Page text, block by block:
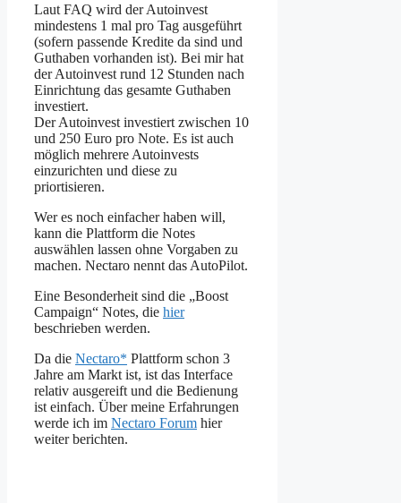
Laut FAQ wird der Autoinvest
mindestens 1 mal pro Tag ausgeführt
(sofern passende Kredite da sind und
Guthaben vorhanden ist). Bei mir hat
der Autoinvest rund 12 Stunden nach
Einrichtung das gesamte Guthaben
investiert.
Der Autoinvest investiert zwischen 10
und 250 Euro pro Note. Es ist auch
möglich mehrere Autoinvests
einzurichten und diese zu
priortisieren.
Wer es noch einfacher haben will,
kann die Plattform die Notes
auswählen lassen ohne Vorgaben zu
machen. Nectaro nennt das AutoPilot.
Eine Besonderheit sind die „Boost
Campaign“ Notes, die hier
beschrieben werden.
Da die Nectaro* Plattform schon 3
Jahre am Markt ist, ist das Interface
relativ ausgereift und die Bedienung
ist einfach. Über meine Erfahrungen
werde ich im Nectaro Forum hier
weiter berichten.